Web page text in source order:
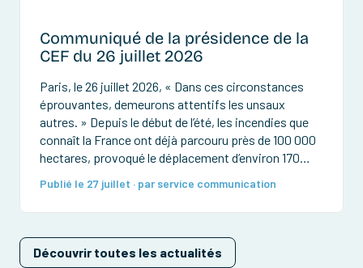
Communiqué de la présidence de la
CEF du 26 juillet 2026
Paris, le 26 juillet 2026, « Dans ces circonstances
éprouvantes, demeurons attentifs les unsaux
autres. » Depuis le début de l’été, les incendies que
connaît la France ont déjà parcouru près de 100 000
hectares, provoqué le déplacement d’environ 170
habitations et forêts. Des pompiers ont été
Publié le 27 juillet · par service communication
Découvrir toutes les actualités